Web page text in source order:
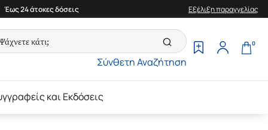
Έως 24 άτοκες δόσεις Εξέλιξη παραγγελίας
Σύνθετη Αναζήτηση
0
και Εκδόσεις